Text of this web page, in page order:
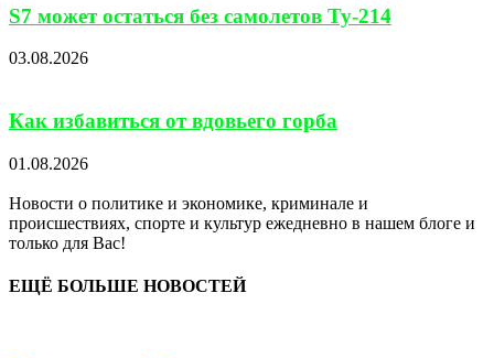
S7 может остаться без самолетов Ту-214
03.08.2026
Как избавиться от вдовьего горба
01.08.2026
Новости о политике и экономике, криминале и
происшествиях, спорте и культур ежедневно в нашем блоге и
только для Вас!
ЕЩЁ БОЛЬШЕ НОВОСТЕЙ